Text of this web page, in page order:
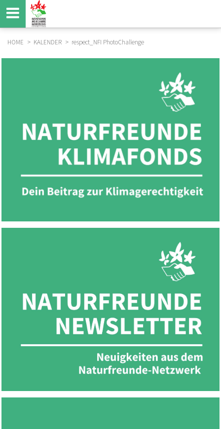
Direkt
zum
Inhalt
BREADCRUMB
HOME KALENDER respect_NFI PhotoChallenge